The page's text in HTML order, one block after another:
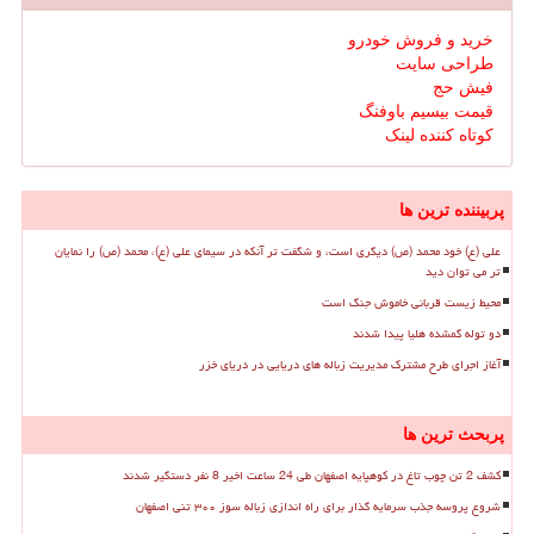
خرید و فروش خودرو
طراحی سایت
فیش حج
قیمت بیسیم باوفنگ
کوتاه کننده لینک
پربیننده ترین ها
علی (ع) خود محمد (ص) دیگری است، و شگفت تر آنکه در سیمای علی (ع)، محمد (ص) را نمایان
تر می توان دید
محیط زیست قربانی خاموش جنگ است
دو توله گمشده هلیا پیدا شدند
آغاز اجرای طرح مشترک مدیریت زباله های دریایی در دریای خزر
پربحث ترین ها
کشف 2 تن چوب تاغ در کوهپایه اصفهان طی 24 ساعت اخیر 8 نفر دستگیر شدند
شروع پروسه جذب سرمایه گذار برای راه اندازی زباله سوز ۳۰۰ تنی اصفهان